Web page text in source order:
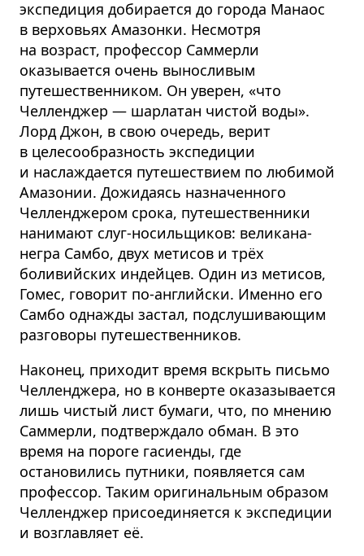
экспедиция добирается до города Манаос
в верховьях Амазонки. Несмотря
на возраст, профессор Саммерли
оказывается очень выносливым
путешественником. Он уверен, «что
Челленджер — шарлатан чистой воды».
Лорд Джон, в свою очередь, верит
в целесооб­разность экспедиции
и наслаждается путешествием по любимой
Амазонии. Дожидаясь назначенного
Челленджером срока, путешественники
нанимают слуг-носильщиков: великана-
негра Самбо, двух метисов и трёх
боливийских индейцев. Один из метисов,
Гомес, говорит по-английски. Именно его
Самбо однажды застал, подслушивающим
разговоры путешественников.
Наконец, приходит время вскрыть письмо
Челленджера, но в конверте оказазывается
лишь чистый лист бумаги, что, по мнению
Саммерли, подтверждало обман. В это
время на пороге гасиенды, где
остановились путники, появляется сам
профессор. Таким оригинальным образом
Челленджер присоединяется к экспедиции
и возглавляет её.